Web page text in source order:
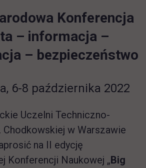
Konferencja
– informacja –
– bezpieczeństwo
6-8 października 2022
Uczelni Techniczno-
Chodkowskiej w Warszawie
na II edycję
Konferencji Naukowej „Big